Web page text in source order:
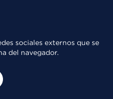
sociales externos que se
del navegador.